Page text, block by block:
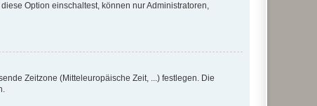
Option einschaltest, können nur Administratoren,
Zeitzone (Mitteleuropäische Zeit, ...) festlegen. Die